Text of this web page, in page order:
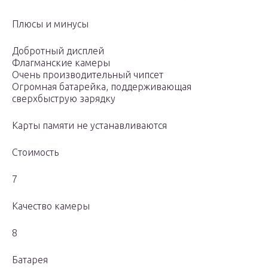
Плюсы и минусы
Добротный дисплей
Флагманские камеры
Очень производительный чипсет
Огромная батарейка, поддерживающая
сверхбыструю зарядку
Карты памяти не устанавливаются
Стоимость
7
Качество камеры
8
Батарея